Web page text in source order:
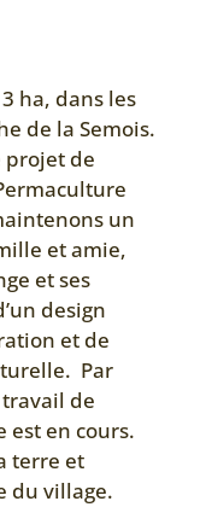
ha, dans les
de la Semois.
projet de
un
et amie,
et ses
design
et de
Par
de
est en cours.
terre et
du village.